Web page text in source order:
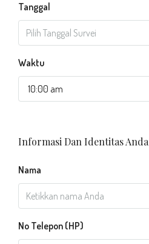
Tanggal
Waktu
10:00 am
Informasi Dan Identitas Anda
Nama
No Telepon (HP)